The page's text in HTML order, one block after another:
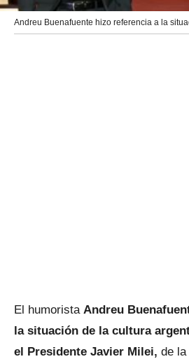
Andreu Buenafuente hizo referencia a la
El humorista Andreu
la situación de la cultura
el Presidente Javier Milei, de